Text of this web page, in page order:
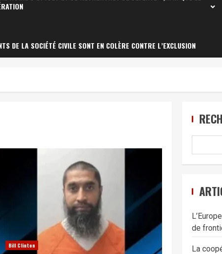
DE LA SOCIÉTÉ CIVILE SONT EN COLÈRE CONTRE L’EXCLUSION
Bill Clinton
de
La